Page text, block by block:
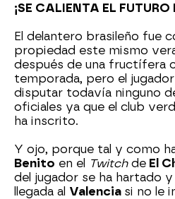
¡SE CALIENTA EL
El delantero brasileño fue
propiedad este mismo
después de una fructífera
temporada, pero el
disputar todavía ninguno
oficiales ya que el club
ha inscrito.
Y ojo, porque tal y como
Benito en el Twitch de El
del jugador se ha hartado
llegada al Valencia si no le